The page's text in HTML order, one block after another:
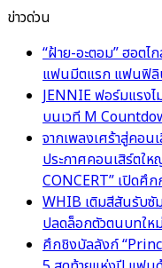
ข่าวด่วน
“ฝ้าย-อะตอม” ฮอตไ
แฟนมีตแรก แฟนฟิลิ
JENNIE ฟอร์มแรง
บนเวที M
จากเพลงเศร้าสู่คอ
ประกาศคอนเสิร์ตใ
CONCERT” เปิดศึ
WHIB เติมสีสันรับซั
ปลดล็อกตัวตนบทให
ศึกชิงบัลลังก์